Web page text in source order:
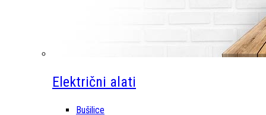
Električni alati
Bušilice